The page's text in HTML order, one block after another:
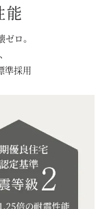
能
ロ。
準採用